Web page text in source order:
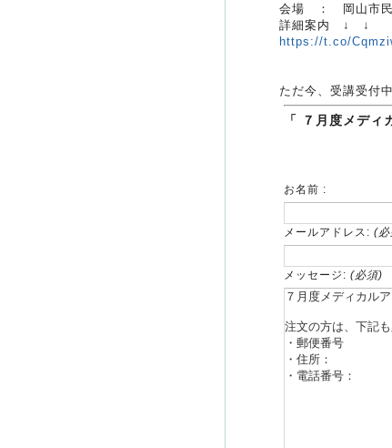
会場 ： 岡山市民
詳細案内 ↓ ↓
https://t.co/
ただ今、受講受付
「 ７月度メディ
お名前 :
メールアドレス: (必
メッセージ: (必須)